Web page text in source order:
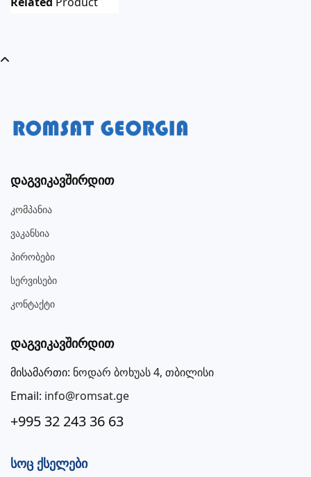
Დაგვიკავშირდით
Კომპანია
Ვაკანსია
Პირობები
Სერვისები
Კონტაქტი
Დაგვიკავშირდით
მისამართი: ნოდარ ბოხუას 4, თბილისი
Email: info@romsat.ge
+995 32 243 36 63
Სოც Ქსელები